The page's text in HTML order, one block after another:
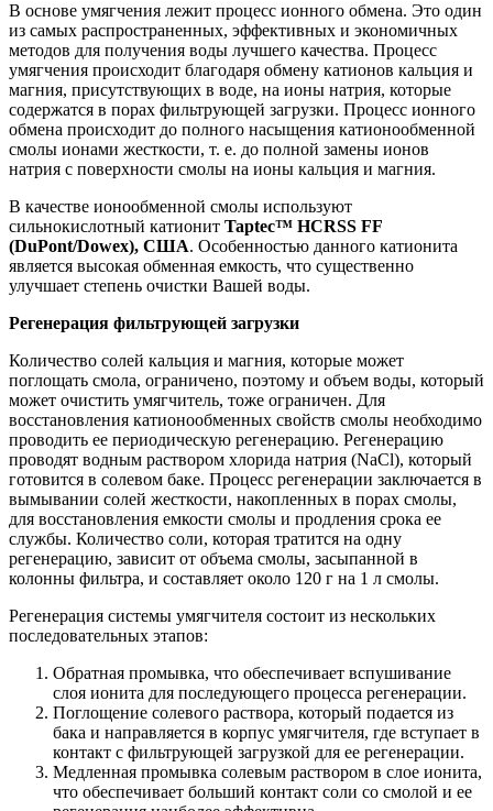
В основе умягчения лежит процесс ионного обмена. Это один
из самых распространенных, эффективных и экономичных
методов для получения воды лучшего качества. Процесс
умягчения происходит благодаря обмену катионов кальция и
магния, присутствующих в воде, на ионы натрия, которые
содержатся в порах фильтрующей загрузки. Процесс ионного
обмена происходит до полного насыщения катионообменной
смолы ионами жесткости, т. е. до полной замены ионов
натрия с поверхности смолы на ионы кальция и магния.
В качестве ионообменной смолы используют
сильнокислотный катионит Taptec™ HCRSS FF
(DuPont/Dowex), США. Особенностью данного катионита
является высокая обменная емкость, что существенно
улучшает степень очистки Вашей воды.
Регенерация фильтрующей загрузки
Количество солей кальция и магния, которые может
поглощать смола, ограничено, поэтому и объем воды, который
может очистить умягчитель, тоже ограничен. Для
восстановления катионообменных свойств смолы необходимо
проводить ее периодическую регенерацию. Регенерацию
проводят водным раствором хлорида натрия (NaCl), который
готовится в солевом баке. Процесс регенерации заключается в
вымывании солей жесткости, накопленных в порах смолы,
для восстановления емкости смолы и продления срока ее
службы. Количество соли, которая тратится на одну
регенерацию, зависит от объема смолы, засыпанной в
колонны фильтра, и составляет около 120 г на 1 л смолы.
Регенерация системы умягчителя состоит из нескольких
последовательных этапов:
Обратная промывка, что обеспечивает вспушивание
слоя ионита для последующего процесса регенерации.
Поглощение солевого раствора, который подается из
бака и направляется в корпус умягчителя, где вступает в
контакт с фильтрующей загрузкой для ее регенерации.
Медленная промывка солевым раствором в слое ионита,
что обеспечивает больший контакт соли со смолой и ее